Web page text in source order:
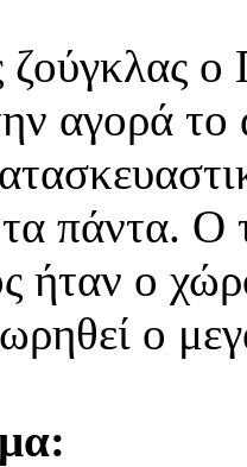
ζούγκλας
αγορά το
πάντα. Ο
ήταν ο
ο